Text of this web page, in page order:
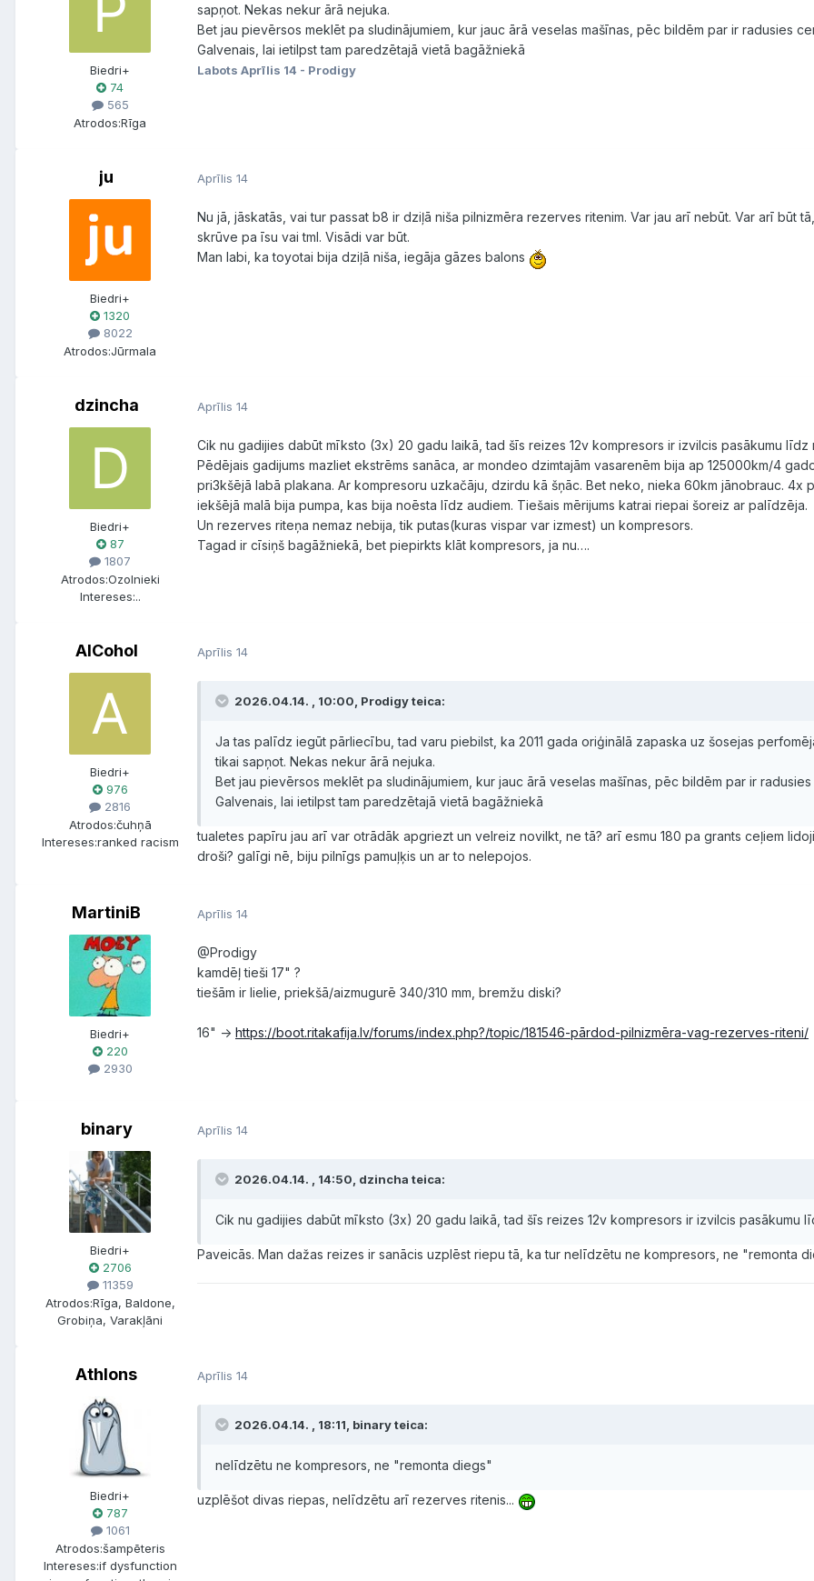
Biedri+
74
565
Atrodos:Rīga
sapņot. Nekas nekur ārā nejuka.
Bet jau pievērsos meklēt pa sludinājumiem, kur jauc ārā veselas mašīnas, pēc bildēm par ir radusies
Galvenais, lai ietilpst tam paredzētajā vietā bagāžniekā
Labots Aprīlis 14 - Prodigy
ju
Biedri+
1320
8022
Atrodos:Jūrmala
Aprīlis 14
Nu jā, jāskatās, vai tur passat b8 ir dziļā niša pilnizmēra rezerves ritenim. Var jau arī nebūt. Var arī būt
skrūve pa īsu vai tml. Visādi var būt.
Man labi, ka toyotai bija dziļā niša, iegāja gāzes balons
dzincha
Biedri+
87
1807
Atrodos:Ozolnieki
Intereses:..
Aprīlis 14
Cik nu gadijies dabūt mīksto (3x) 20 gadu laikā, tad šīs reizes 12v kompresors ir izvilcis pasākumu līdz
Pēdējais gadijums mazliet ekstrēms sanāca, ar mondeo dzimtajām vasarenēm bija ap 125000km/4
pri3kšējā labā plakana. Ar kompresoru uzkačāju, dzirdu kā šņāc. Bet neko, nieka 60km jānobrauc. 4x
iekšējā malā bija pumpa, kas bija noēsta līdz audiem. Tiešais mērijums katrai riepai šoreiz ar palīdzēja.
Un rezerves riteņa nemaz nebija, tik putas(kuras vispar var izmest) un kompresors.
Tagad ir cīsiņš bagāžniekā, bet piepirkts klāt kompresors, ja nu….
AlCohol
Biedri+
976
2816
Atrodos:čuhņā
Intereses:ranked racism
Aprīlis 14
2026.04.14. , 10:00, Prodigy teica:
Ja tas palīdz iegūt pārliecību, tad varu piebilst, ka 2011 gada oriģinālā zapaska uz šosejas
tikai sapņot. Nekas nekur ārā nejuka.
Bet jau pievērsos meklēt pa sludinājumiem, kur jauc ārā veselas mašīnas, pēc bildēm par ir
Galvenais, lai ietilpst tam paredzētajā vietā bagāžniekā
tualetes papīru jau arī var otrādāk apgriezt un velreiz novilkt, ne tā? arī esmu 180 pa grants ceļiem
droši? galīgi nē, biju pilnīgs pamuļķis un ar to nelepojos.
MartiniB
Biedri+
220
2930
Aprīlis 14
@Prodigy
kamdēļ tieši 17" ?
tiešām ir lielie, priekšā/aizmugurē 340/310 mm, bremžu diski?
16" -> https://boot.ritakafija.lv/forums/index.php?/topic/181546-pārdod-pilnizmēra-vag-rezerves-riteni/
binary
Biedri+
2706
11359
Atrodos:Rīga, Baldone,
Grobiņa, Varakļāni
Aprīlis 14
2026.04.14. , 14:50, dzincha teica:
Cik nu gadijies dabūt mīksto (3x) 20 gadu laikā, tad šīs reizes 12v kompresors ir izvilcis pasākumu
Paveicās. Man dažas reizes ir sanācis uzplēst riepu tā, ka tur nelīdzētu ne kompresors, ne "remonta
Athlons
Biedri+
787
1061
Atrodos:šampēteris
Intereses:if dysfunction
Aprīlis 14
2026.04.14. , 18:11, binary teica:
nelīdzētu ne kompresors, ne "remonta diegs"
uzplēšot divas riepas, nelīdzētu arī rezerves ritenis...